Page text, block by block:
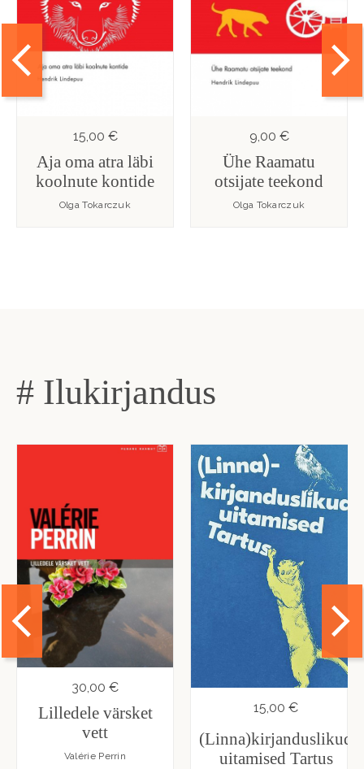
15,00 €
Aja oma atra läbi
koolnute kontide
Olga Tokarczuk
9,00 €
Ühe Raamatu
otsijate teekond
Olga Tokarczuk
# Ilukirjandus
30,00 €
Lilledele värsket
vett
Valérie Perrin
15,00 €
(Linna)kirjanduslikud
uitamised Tartus